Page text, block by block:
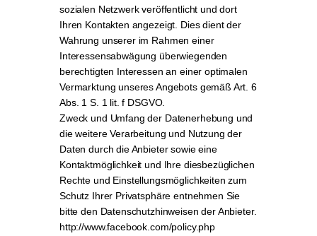
sozialen Netzwerk veröffentlicht und dort
Ihren Kontakten angezeigt. Dies dient der
Wahrung unserer im Rahmen einer
Interessensabwägung überwiegenden
berechtigten Interessen an einer optimalen
Vermarktung unseres Angebots gemäß Art. 6
Abs. 1 S. 1 lit. f DSGVO.
Zweck und Umfang der Datenerhebung und
die weitere Verarbeitung und Nutzung der
Daten durch die Anbieter sowie eine
Kontaktmöglichkeit und Ihre diesbezüglichen
Rechte und Einstellungsmöglichkeiten zum
Schutz Ihrer Privatsphäre entnehmen Sie
bitte den Datenschutzhinweisen der Anbieter.
http://www.facebook.com/policy.php